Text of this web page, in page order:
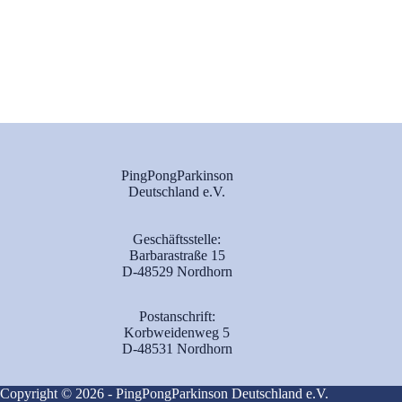
PingPongParkinson
Deutschland e.V.
Geschäftsstelle:
Barbarastraße 15
D-48529 Nordhorn
Postanschrift:
Korbweidenweg 5
D-48531 Nordhorn
Copyright © 2026 - PingPongParkinson Deutschland e.V.